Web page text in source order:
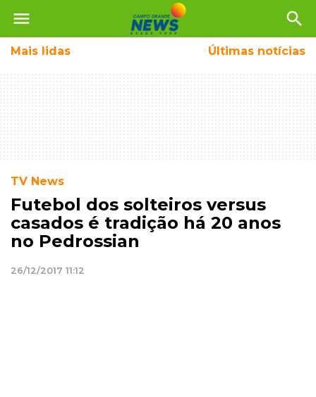
menu search
Mais lidas Últimas notícias
TV News
Futebol dos solteiros versus
casados é tradição há 20 anos
no Pedrossian
26/12/2017 11:12